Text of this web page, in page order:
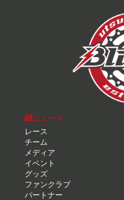
ニュース
レース
チーム
メディア
イベント
グッズ
ファンクラブ
パートナー